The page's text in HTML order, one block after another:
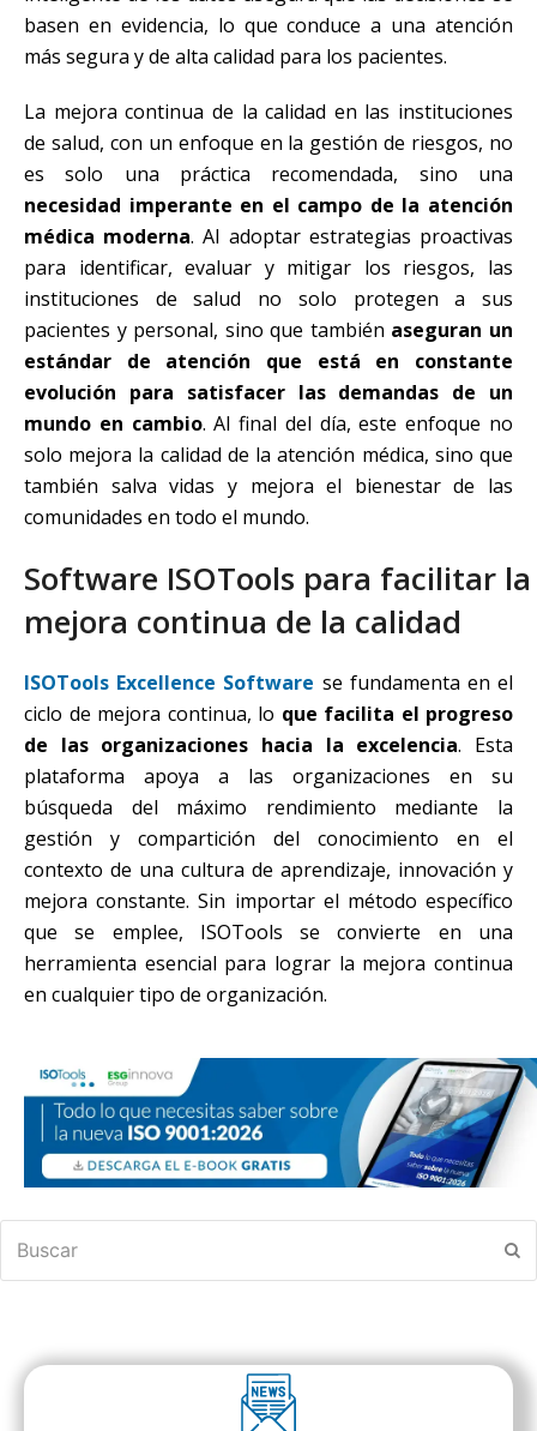
basen en evidencia, lo que conduce a una atención
más segura y de alta calidad para los pacientes.
La mejora continua de la calidad en las instituciones
de salud, con un enfoque en la gestión de riesgos, no
es solo una práctica recomendada, sino una
necesidad imperante en el campo de la atención
médica moderna. Al adoptar estrategias proactivas
para identificar, evaluar y mitigar los riesgos, las
instituciones de salud no solo protegen a sus
pacientes y personal, sino que también aseguran un
estándar de atención que está en constante
evolución para satisfacer las demandas de un
mundo en cambio. Al final del día, este enfoque no
solo mejora la calidad de la atención médica, sino que
también salva vidas y mejora el bienestar de las
comunidades en todo el mundo.
Software ISOTools para facilitar la
mejora continua de la calidad
ISOTools Excellence Software se fundamenta en el
ciclo de mejora continua, lo que facilita el progreso
de las organizaciones hacia la excelencia. Esta
plataforma apoya a las organizaciones en su
búsqueda del máximo rendimiento mediante la
gestión y compartición del conocimiento en el
contexto de una cultura de aprendizaje, innovación y
mejora constante. Sin importar el método específico
que se emplee, ISOTools se convierte en una
herramienta esencial para lograr la mejora continua
en cualquier tipo de organización.